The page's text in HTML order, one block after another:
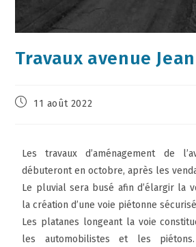
Travaux avenue
11 août 2022
Les travaux d’aménagement de
débuteront en octobre, après les
Le pluvial sera busé afin d’élargir la
la création d’une voie piétonne
Les platanes longeant la voie
les automobilistes et les